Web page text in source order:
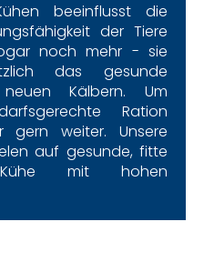
beeinflusst die
der Tiere
noch mehr - sie
das gesunde
Kälbern. Um
Ration
gern weiter. Unsere
auf gesunde, fitte
mit hohen